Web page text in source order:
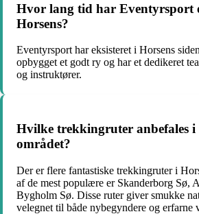
Hvor lang tid har Eventyrsport
Horsens?
Eventyrsport har eksisteret i Horsens
opbygget et godt ry og har et dedikeret
og instruktører.
Hvilke trekkingruter anbefales i
området?
Der er flere fantastiske trekkingruter i
af de mest populære er Skanderborg Sø,
Bygholm Sø. Disse ruter giver smukke
velegnet til både nybegyndere og erfarne